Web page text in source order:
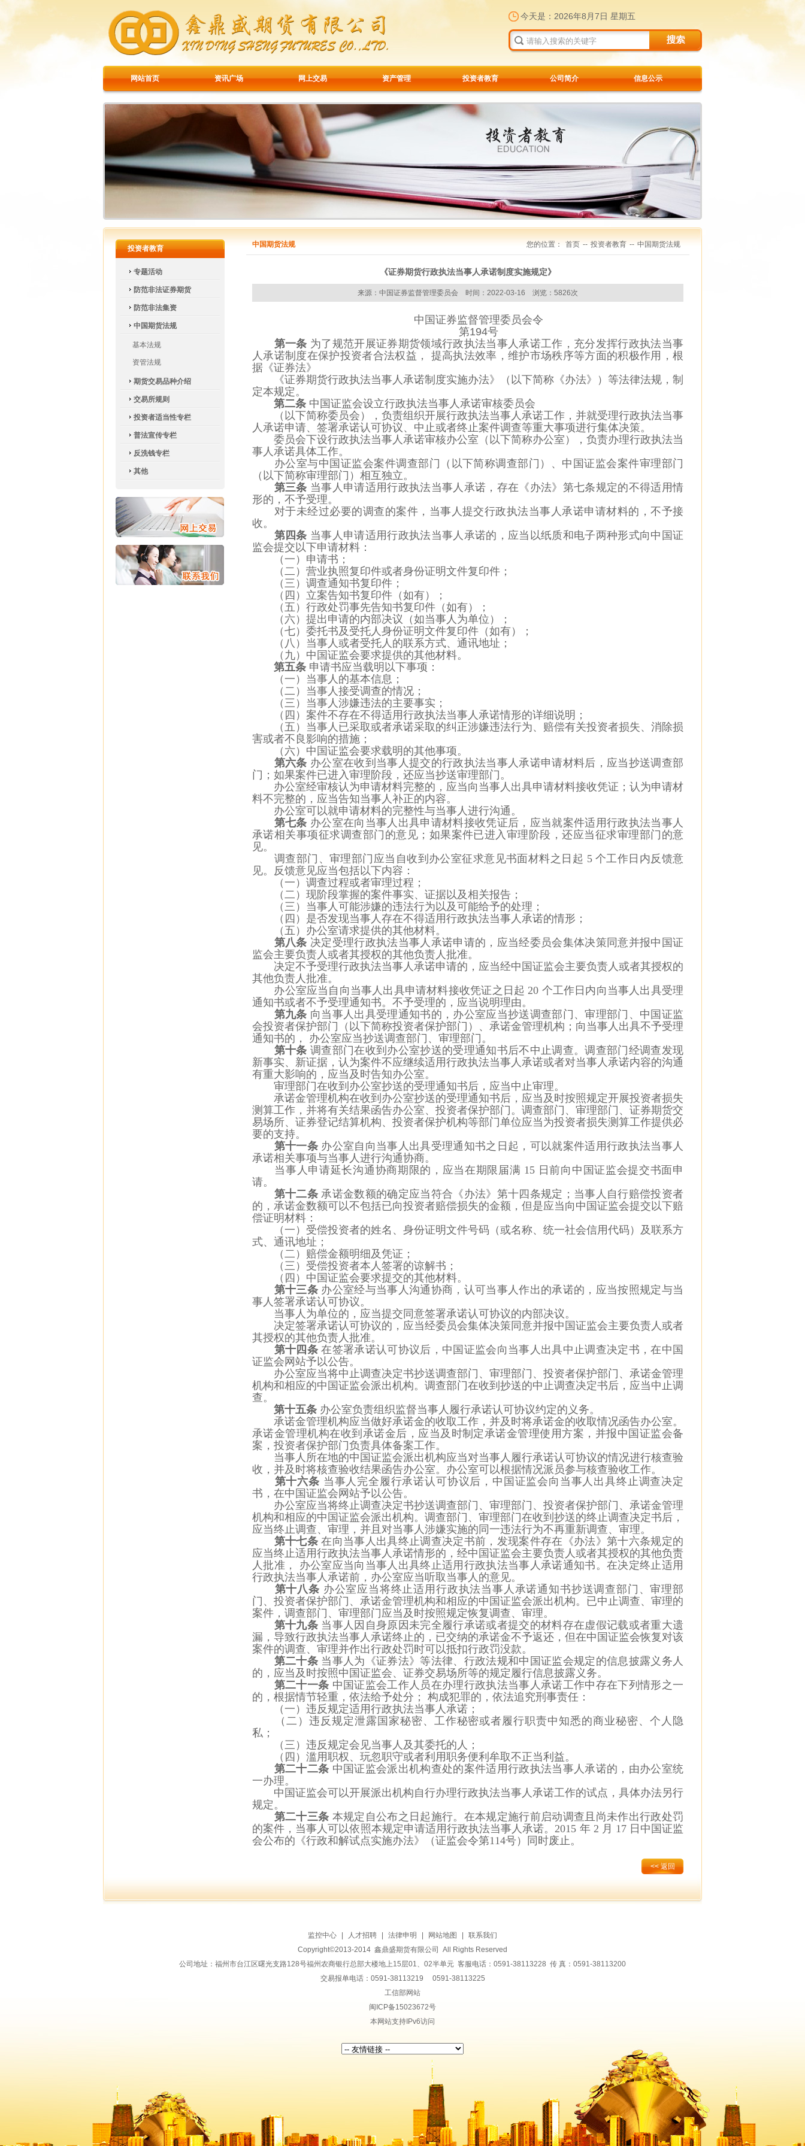
今天是： 2026年8月7日 星期五
网站首页 资讯广场 网上交易 资产管理 投资者教育 公司简介 信息公示
投资者教育
专题活动
防范非法证券期货
防范非法集资
中国期货法规
基本法规
资管法规
期货交易品种介绍
交易所规则
投资者适当性专栏
普法宣传专栏
反洗钱专栏
其他
中国期货法规 您的位置： 首页 -- 投资者教育 -- 中国期货法规
《证券期货行政执法当事人承诺制度实施规定》
来源：中国证券监督管理委员会 时间：2022-03-16 浏览：5826次
中国证券监督管理委员会令
第194号
第一条 为了规范开展证券期货领域行政执法当事人承诺工作，充分发挥行政执法当事
人承诺制度在保护投资者合法权益，
提高执法效率，维护市场秩序等方面的积极作用，根
据《证券法》
《证券期货行政执法当事人承诺制度实施办法》
（以下简称《办法》
）等法律法规，制
定本规定。
第二条 中国证监会设立行政执法当事人承诺审核委员会
（ 以下简称委员会 ） ，负责组织开展行政执法当事人承诺工作， 并就受理行政执法当事
人承诺申请、签署承诺认可协议、中止或者终止案件调查等重大事项进行集体决策。
委员会下设行政执法当事人承诺审核办公室 （ 以下简称办公室 ）
，负责办理行政执法当
事人承诺具体工作。
办公室与中国证监会案件调查部门（以下简称调查部门 ）
、中国证监会案件审理部门
（以下简称审理部门）相互独立。
第三条 当事人申请适用行政执法当事人承诺，存在《办法》 第七条规定的不得适用情
形的，不予受理。
对于未经过必要的调查的案件，当事人提交行政执法当事人承诺申请材料的，不予接
收。
第四条 当事人申请适用行政执法当事人承诺的，应当以纸质和电子两种形式向中国证
监会提交以下申请材料：
（一）申请书；
（二）营业执照复印件或者身份证明文件复印件；
（三）调查通知书复印件；
（四）立案告知书复印件（如有）
；
（五）行政处罚事先告知书复印件（如有）
；
（六）提出申请的内部决议（如当事人为单位 ）
；
（七）委托书及受托人身份证明文件复印件（如有）
；
（八）当事人或者受托人的联系方式、通讯地址；
（九）中国证监会要求提供的其他材料。
第五条 申请书应当载明以下事项：
（一）当事人的基本信息；
（二）当事人接受调查的情况；
（三）当事人涉嫌违法的主要事实；
（四 ） 案件不存在不得适用行政执法当事人承诺情形的详细说明；
（五 ） 当事人已采取或者承诺采取的纠正涉嫌违法行为、赔偿有关投资者损失、消除损
害或者不良影响的措施；
（六）中国证监会要求载明的其他事项。
第六条 办公室在收到当事人提交的行政执法当事人承诺申请材料后，应当抄送调查部
门；如果案件已进入审理阶段，还应当抄送审理部门。
办公室经审核认为申请材料完整的，应当向当事人出具申请材料接收凭证；认为申请材
料不完整的，应当告知当事人补正的内容。
办公室可以就申请材料的完整性与当事人进行沟通。
第七条 办公室在向当事人出具申请材料接收凭证后，应当就案件适用行政执法当事人
承诺相关事项征求调查部门的意见；如果案件已进入审理阶段，还应当征求审理部门的意
见。
调查部门、审理部门应当自收到办公室征求意见书面材料之 日起 5 个工作日内反馈意
见。反馈意见应当包括以下内容：
（一）调查过程或者审理过程；
（二）现阶段掌握的案件事实、证据以及相关报告；
（三）当事人可能涉嫌的违法行为以及可能给予的处理；
（四 ） 是否发现当事人存在不得适用行政执法当事人承诺的情形；
（五）办公室请求提供的其他材料。
第八条 决定受理行政执法当事人承诺申请的，应当经委员会集体决策同意并报中国证
监会主要负责人或者其授权的其他负责人批准。
决定不予受理行政执法当事人承诺申请的，应当经中国证监会主要负责人或者其授权的
其他负责人批准。
办公室应当自向当事人出具申请材料接收凭证之日起 20 个工作日内向当事人出具受理
通知书或者不予受理通知书。不予受理的，应当说明理由。
第九条 向当事人出具受理通知书的，办公室应当抄送调查部门、审理部门、中国证监
会投资者保护部门
（以下简称投资者保护部门 ） 、承诺金管理机构；向当事人出具不予受理
通知书的，
办公室应当抄送调查部门、审理部门。
第十条 调查部门在收到办公室抄送的受理通知书后不中止调查。调查部门经调查发现
新事实、新证据，认为案件不应继续适用行政执法当事人承诺或者对当事人承诺内容的沟通
有重大影响的，应当及时告知办公室。
审理部门在收到办公室抄送的受理通知书后，应当中止审理。
承诺金管理机构在收到办公室抄送的受理通知书后，应当及 时按照规定开展投资者损失
测算工作，并将有关结果函告办公室、投资者保护部门。调查部门、审理部门、证券期货交
易场所、 证券登记结算机构、投资者保护机构等部门单位应当为投资者损失测算工作提供必
要的支持。
第十一条 办公室自向当事人出具受理通知书之日起，可以就案件适用行政执法当事人
承诺相关事项与当事人进行沟通协商。
当事人申请延长沟通协商期限的，应当在期限届满 15 日前向中国证监会提交书面申
请。
第十二条 承诺金数额的确定应当符合《办法》第十四条规定；当事人自行赔偿投资者
的，承诺金数额可以不包括已向投资者赔偿损失的金额，但是应当向中国证监会提交以下赔
偿证明材料：
（一 ） 受偿投资者的姓名、身份证明文件号码 （或名称、统一社会信用代码）及联系方
式、通讯地址；
（二）赔偿金额明细及凭证；
（三）受偿投资者本人签署的谅解书；
（四）中国证监会要求提交的其他材料。
第十三条 办公室经与当事人沟通协商，认可当事人作出的承诺的，应当按照规定与当
事人签署承诺认可协议。
当事人为单位的，应当提交同意签署承诺认可协议的内部决议。
决定签署承诺认可协议的，应当经委员会集体决策同意并报中国证监会主要负责人或者
其授权的其他负责人批准。
第十四条 在签署承诺认可协议后，中国证监会向当事人出具中止调查决定书，在中国
证监会网站予以公告。
办公室应当将中止调查决定书抄送调查部门、审理部门、投资者保护部门、承诺金管理
机构和相应的中国证监会派出机构。调查部门在收到抄送的中止调查决定书后，应当中止调
查。
第十五条 办公室负责组织监督当事人履行承诺认可协议约定的义务。
承诺金管理机构应当做好承诺金的收取工作，并及时将承诺金的收取情况函告办公室。
承诺金管理机构在收到承诺金后，应当及时制定承诺金管理使用方案，并报中国证监会备
案，投资者保护部门负责具体备案工作。
当事人所在地的中国证监会派出机构应当对当事人履行承诺认可协议的情况进行核查验
收，并及时将核查验收结果函告办公室。办公室可以根据情况派员参与核查验收工作。
第十六条 当事人完全履行承诺认可协议后，中国证监会向当事人出具终止调查决定
书，在中国证监会网站予以公告。
办公室应当将终止调查决定书抄送调查部门、审理部门、投资者保护部门、承诺金管理
机构和相应的中国证监会派出机构。调查部门、审理部门在收到抄送的终止调查决定书后，
应当终止调查、审理，并且对当事人涉嫌实施的同一违法行为不再重新调查、审理。
第十七条 在向当事人出具终止调查决定书前，发现案件存在《办法》第十六条规定的
应当终止适用行政执法当事人承诺情形的，经中国证监会主要负责人或者其授权的其他负责
人批准，
办公室应当向当事人出具终止适用行政执法当事人承诺通知书。在决定终止适用
行政执法当事人承诺前，办公室应当听取当事人的意见。
第十八条 办公室应当将终止适用行政执法当事人承诺通知书抄送调查部门、审理部
门、投资者保护部门、承诺金管理机构和相应的中国证监会派出机构。已中止调查、审理的
案件，调查部门、审理部门应当及时按照规定恢复调查、审理。
第十九条 当事人因自身原因未完全履行承诺或者提交的材料存在虚假记载或者重大遗
漏，导致行政执法当事人承诺终止的，已交纳的承诺金不予返还，但在中国证监会恢复对该
案件的调查、审理并作出行政处罚时可以抵扣行政罚没款。
第二十条 当事人为《证券法》等法律、行政法规和中国证监会规定的信息披露义务人
的，应当及时按照中国证监会、证券交易场所等的规定履行信息披露义务。
第二十一条 中国证监会工作人员在办理行政执法当事人承诺工作中存在下列情形之一
的，根据情节轻重，依法给予处分；
构成犯罪的，依法追究刑事责任：
（一）违反规定适用行政执法当事人承诺；
（二）违反规定泄露国家秘密、工作秘密或者履行职责中知悉的商业秘密、个人隐
私；
（三）违反规定会见当事人及其委托的人；
（四 ） 滥用职权、玩忽职守或者利用职务便利牟取不正当利 益。
第二十二条 中国证监会派出机构查处的案件适用行政执法当事人承诺的，由办公室统
一办理。
中国证监会可以开展派出机构自行办理行政执法当事人承诺工作的试点，具体办法另行
规定。
第二十三条 本规定自公布之日起施行。在本规定施行前启动调查且尚未作出行政处罚
的案件，当事人可以依照本规定申请适用行政执法当事人承诺。2015 年 2 月 17 日中国证监
会公布的 《行政和解试点实施办法》（证监会令第114号）同时废止。
<< 返回
监控中心 人才招聘 法律申明 网站地图
联系我们
Copyright©2013-2014 鑫鼎盛期货有限公司 All Rights Reserved
公司地址：福州市台江区曙光支路128号福州农商银行总部大楼地上15层01、02半单元 客服电话：0591-38113228 传 真：0591-38113200
交易报单电话：0591-38113219 0591-38113225
工信部网站
闽ICP备15023672号
本网站支持IPv6访问